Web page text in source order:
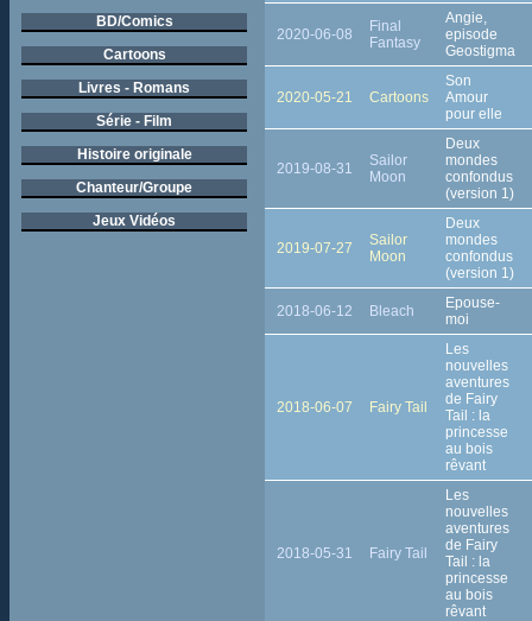
BD/Comics
Cartoons
Livres - Romans
Série - Film
Histoire originale
Chanteur/Groupe
Jeux Vidéos
2020-06-08
Final
Fantasy
Angie,
episode
Geostigma
2020-05-21 Cartoons
Son
Amour
pour elle
2019-08-31
Sailor
Moon
Deux
mondes
confondus
(version 1)
2019-07-27
Sailor
Moon
Deux
mondes
confondus
(version 1)
2018-06-12 Bleach
Epouse-
moi
2018-06-07 Fairy Tail
Les
nouvelles
aventures
de Fairy
Tail : la
princesse
au bois
rêvant
2018-05-31 Fairy Tail
Les
nouvelles
aventures
de Fairy
Tail : la
princesse
au bois
rêvant